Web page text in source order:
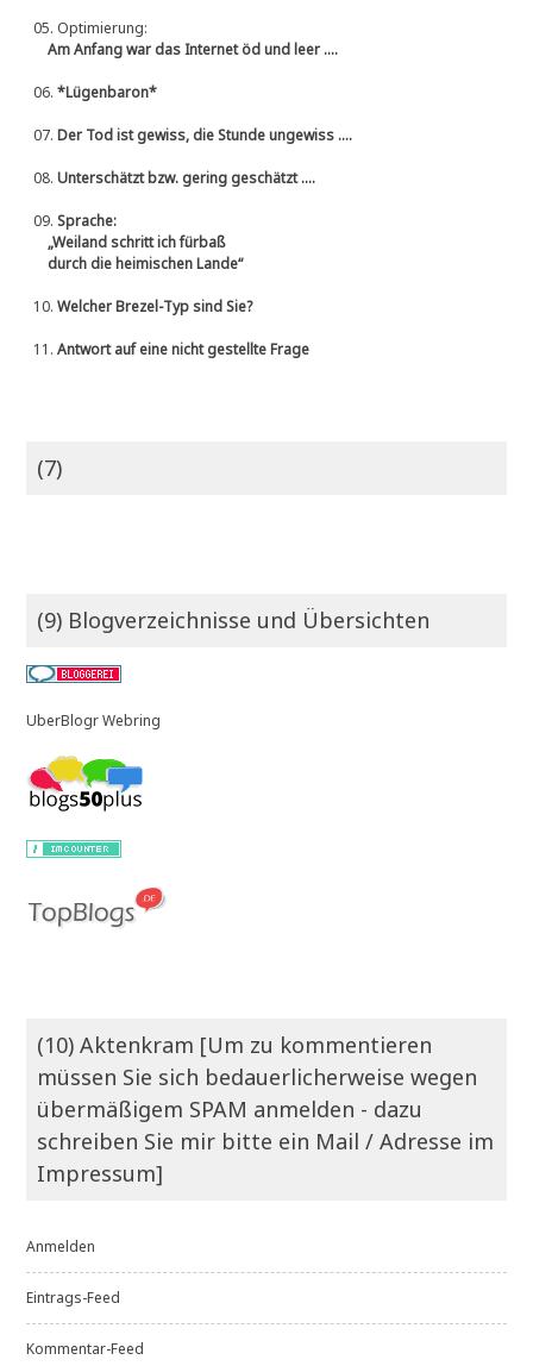
05. Optimierung:
Am Anfang war das Internet öd und leer ....
06.*Lügenbaron*
07.Der Tod ist gewiss, die Stunde ungewiss ....
08.Unterschätzt bzw. gering geschätzt ....
09.Sprache:
„Weiland schritt ich fürbaß
durch die heimischen Lande“
10.Welcher Brezel-Typ sind Sie?
11.Antwort auf eine nicht gestellte Frage
(7)
(9) Blogverzeichnisse und Übersichten
UberBlogr Webring
(10) Aktenkram [Um zu kommentieren
müssen Sie sich bedauerlicherweise wegen
übermäßigem SPAM anmelden - dazu
schreiben Sie mir bitte ein Mail / Adresse im
Impressum]
Anmelden
Eintrags-Feed
Kommentar-Feed